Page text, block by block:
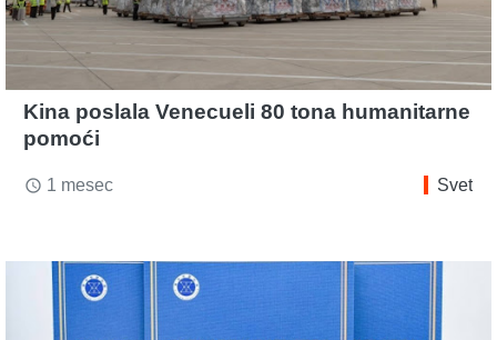
Kina poslala Venecueli 80 tona humanitarne
pomoći
access_time 1 mesec Svet